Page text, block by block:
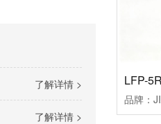
了解详情 >
了解详情 >